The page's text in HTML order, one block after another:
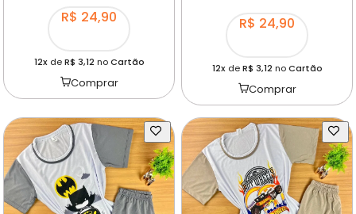
R$ 24,90
12xdeR$ 3,12 noCartão
Comprar
R$ 24,90
12xdeR$ 3,12 noCartão
Comprar